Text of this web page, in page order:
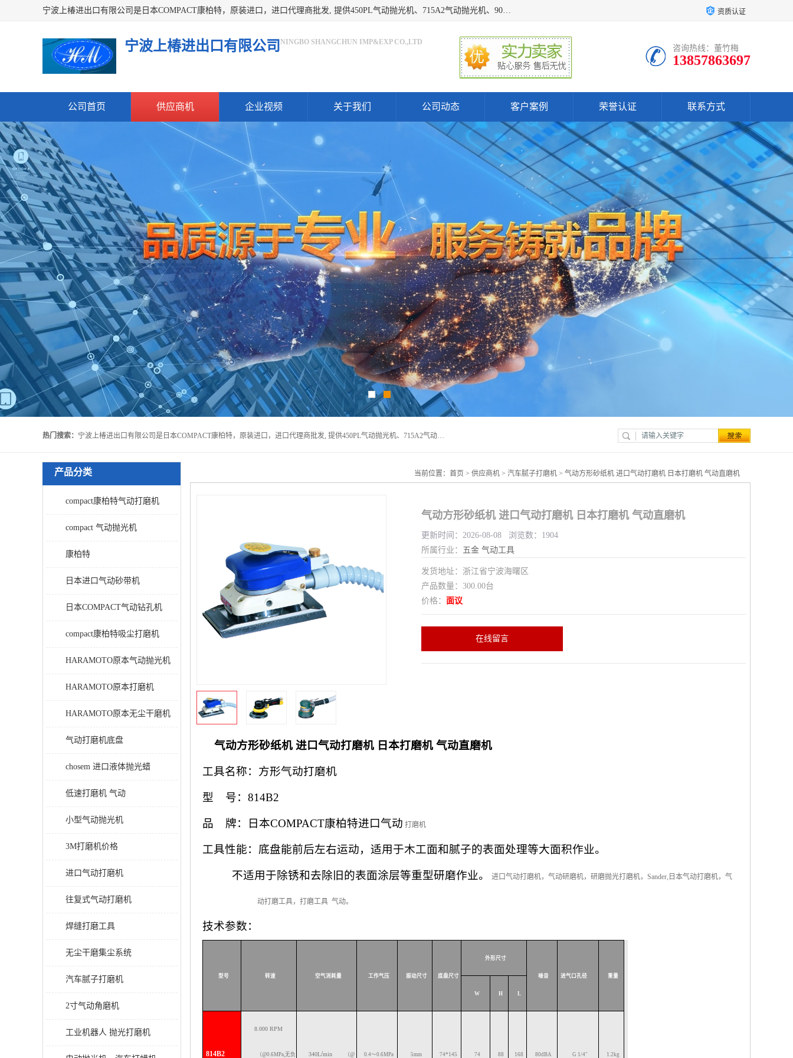
宁波上椿进出口有限公司是日本COMPACT康柏特，原装进口，进口代理商批发, 提供450PL气动抛光机、715A2气动抛光机、905A4打磨机、935GS打磨机、913W-5水磨机、450PL抛光机、715A2抛光机、935GS齿轮抛光机、905A4气动打磨机、价格实惠,欢迎来电咨询. 资质认证
宁波上椿进出口有限公司 NINGBO SHANGCHUN IMP&EXP CO.,LTD
咨询热线：董竹梅
13857863697
公司首页 供应商机 企业视频 关于我们 公司动态 客户案例 荣誉认证 联系方式
热门搜索： 宁波上椿进出口有限公司是日本COMPACT康柏特，原装进口，进口代理商批发, 提供450PL气动抛光机、715A2气动抛光机、905A4打磨机、935GS打磨机、913W-5水磨机、450PL抛光机、715A2抛光机、935GS齿轮抛光机、905A4气动打磨机、价格实惠,欢迎来电咨询.
产品分类
compact康柏特气动打磨机
compact 气动抛光机
康柏特
日本进口气动砂带机
日本COMPACT气动钻孔机
compact康柏特吸尘打磨机
HARAMOTO原本气动抛光机
HARAMOTO原本打磨机
HARAMOTO原本无尘干磨机
气动打磨机底盘
chosem 进口液体抛光蜡
低速打磨机 气动
小型气动抛光机
3M打磨机价格
进口气动打磨机
往复式气动打磨机
焊缝打磨工具
无尘干磨集尘系统
汽车腻子打磨机
2寸气动角磨机
工业机器人 抛光打磨机
当前位置： 首页 > 供应商机 > 汽车腻子打磨机 > 气动方形砂纸机 进口气动打磨机 日本打磨机 气动直磨机
气动方形砂纸机 进口气动打磨机 日本打磨机 气动直磨机
更新时间：2026-08-08 浏览数：1904
所属行业： 五金 气动工具
发货地址：浙江省宁波海曙区
产品数量：300.00台
价格： 面议
在线留言
气动方形砂纸机 进口气动打磨机 日本打磨机 气动直磨机
工具名称：方形气动打磨机
型 号： 814B2
品 牌：日本COMPACT康柏特进口气动 打磨机
工具性能：底盘能前后左右运动，适用于木工面和腻子的表面处理等大面积作业。
不适用于除锈和去除旧的表面涂层等重型研磨作业。 进口气动打磨机，气动研磨机，研磨抛光打磨机，Sander,日本气动打磨机，气
动打磨工具，打磨工具 气动。
技术参数：
型号 转速 空气消耗量 工作气压 振动尺寸 底盘尺寸
外形尺寸
噪音 进气口孔径 重量
W H L
814B2
8.000 RPM
（@0.6MPa,无负 340L/min （@ 0.4～0.6MPa 5mm 74*145 74 88 168 80dBA G 1/4" 1.2kg